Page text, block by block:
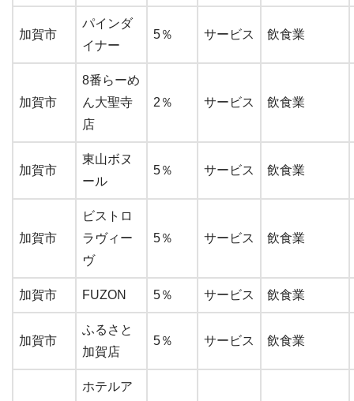
加賀市
パインダ
イナー
5％ サービス 飲食業
加賀市
8番らーめ
ん大聖寺
店
2％ サービス 飲食業
加賀市
東山ボヌ
ール
5％ サービス 飲食業
加賀市
ビストロ
ラヴィー
ヴ
5％ サービス 飲食業
加賀市 FUZON 5％ サービス 飲食業
加賀市
ふるさと
加賀店
5％ サービス 飲食業
ホテルア